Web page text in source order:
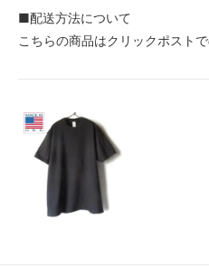
■配送方法について
こちらの商品はクリックポストで